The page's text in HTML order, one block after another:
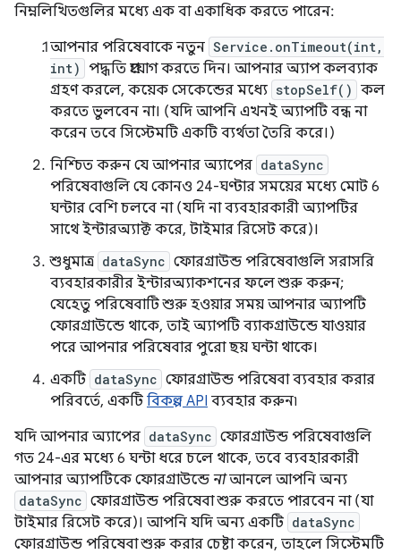
নিম্নলিখিতগুলির মধ্যে এক বা একাধিক করতে পারেন:
আপনার পরিষেবাকে নতুন Service.onTimeout(int,
int) পদ্ধতি প্রয়োগ করতে দিন। আপনার অ্যাপ কলব্যাক
গ্রহণ করলে, কয়েক সেকেন্ডের মধ্যে stopSelf() কল
করতে ভুলবেন না। (যদি আপনি এখনই অ্যাপটি বন্ধ না
করেন তবে সিস্টেমটি একটি ব্যর্থতা তৈরি করে।)
নিশ্চিত করুন যে আপনার অ্যাপের dataSync
পরিষেবাগুলি যে কোনও 24-ঘণ্টার সময়ের মধ্যে মোট 6
ঘন্টার বেশি চলবে না (যদি না ব্যবহারকারী অ্যাপটির
সাথে ইন্টারঅ্যাক্ট করে, টাইমার রিসেট করে)।
শুধুমাত্র dataSync ফোরগ্রাউন্ড পরিষেবাগুলি সরাসরি
ব্যবহারকারীর ইন্টারঅ্যাকশনের ফলে শুরু করুন;
যেহেতু পরিষেবাটি শুরু হওয়ার সময় আপনার অ্যাপটি
ফোরগ্রাউন্ডে থাকে, তাই অ্যাপটি ব্যাকগ্রাউন্ডে যাওয়ার
পরে আপনার পরিষেবার পুরো ছয় ঘন্টা থাকে।
একটি dataSync ফোরগ্রাউন্ড পরিষেবা ব্যবহার করার
পরিবর্তে, একটি বিকল্প API ব্যবহার করুন৷
যদি আপনার অ্যাপের dataSync ফোরগ্রাউন্ড পরিষেবাগুলি
গত 24-এর মধ্যে 6 ঘন্টা ধরে চলে থাকে, তবে ব্যবহারকারী
আপনার অ্যাপটিকে ফোরগ্রাউন্ডে নাআনলে আপনি অন্য
dataSync ফোরগ্রাউন্ড পরিষেবা শুরু করতে পারবেন না (যা
টাইমার রিসেট করে)। আপনি যদি অন্য একটি dataSync
ফোরগ্রাউন্ড পরিষেবা শুরু করার চেষ্টা করেন, তাহলে সিস্টেমটি